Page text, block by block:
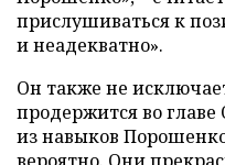
прислушиваться к
и неадекватно».
Он также не
продержится во главе
из навыков